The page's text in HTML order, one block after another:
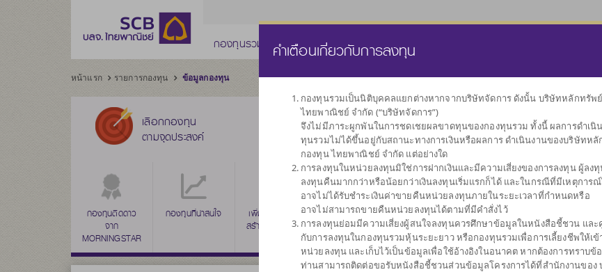
กองทุนรวม กองทุนส่วนบุคคล
หน้าแรก รายการกองทุน ข้อมูลกองทุน
เลือกกองทุน
ตามจุดประสงค์
กองทุนติดดาว
จาก
MORNINGSTAR
กองทุนที่น่าสนใจ
เพิ่มค่าเงินลงทุน
สร้างผลตอบแทน
ผันผวนต่ำ
รักษาเงินลงทุน
กระจายการลงทุน
หลายสินทรัพย์
รับเงินปันผล
กา
เลือกกองทุน
ตามนโยบายการลงทุน
กองทุนรวมตลาด
เงิน
ตราสารหนี้
คำเตือนเกี่ยวกับการลงทุน
กองทุนรวมเป็นนิติบุคคลแยกต่างหากจากบริษัทจัดการ ดังนั้น บริษัทหลักทรัพ
ไทยพาณิชย์ จำกัด (“บริษัทจัดการ”)
จึงไม่มีภาระผูกพันในการชดเชยผลขาดทุนของกองทุนรวม ทั้งนี้ ผลการดำเนิ
ทุนรวมไม่ได้ขึ้นอยู่กับสถานะทางการเงินหรือผลการ ดำเนินงานของบริษัทห
กองทุน ไทยพาณิชย์ จำกัด แต่อย่างใด
การลงทุนในหน่วยลงทุนมิใช่การฝากเงินและมีความเสี่ยงของการลงทุน ผู้ลงทุ
ลงทุนคืนมากกว่าหรือน้อยกว่าเงินลงทุนเริ่มแรกก็ได้ และในกรณีที่มีเหตุการ
อาจไม่ได้รับชำระเงินค่าขายคืนหน่วยลงทุนภายในระยะเวลาที่กำหนดหรือ
อาจไม่สามารถขายคืนหน่วยลงทุนได้ตามที่มีคำสั่งไว้
การลงทุนย่อมมีความเสี่ยงผู้สนใจลงทุนควรศึกษาข้อมูลในหนังสือชี้ชวน และ
กับการลงทุนในกองทุนรวมหุ้นระยะยาว หรือกองทุนรวมเพื่อการเลี้ยงชีพให้เ
หน่วยลงทุน และเก็บไว้เป็นข้อมูลเพื่อใช้อ้างอิงในอนาคต หากต้องการทราบข้
ท่านสามารถติดต่อขอรับหนังสือชี้ชวนส่วนข้อมูลโครงการได้ที่สำนักงานของ